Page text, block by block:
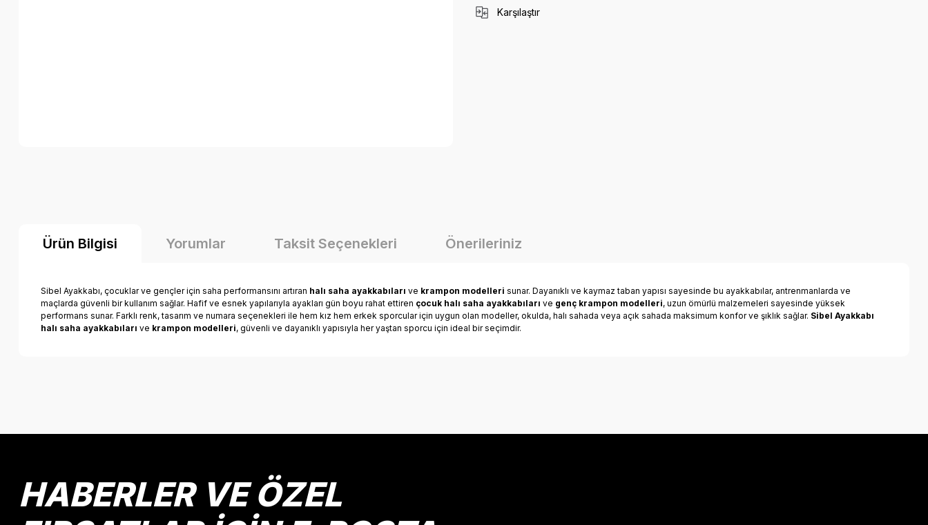
Karşılaştır
Ürün Bilgisi Yorumlar Taksit Seçenekleri Önerileriniz
Sibel Ayakkabı, çocuklar ve gençler için saha performansını artıran halı saha ayakkabıları ve krampon modelleri sunar. Dayanıklı ve kaymaz taban yapısı sayesinde bu ayakkabılar, antrenmanlarda ve
maçlarda güvenli bir kullanım sağlar. Hafif ve esnek yapılarıyla ayakları gün boyu rahat ettiren çocuk halı saha ayakkabıları ve genç krampon modelleri, uzun ömürlü malzemeleri sayesinde yüksek
performans sunar. Farklı renk, tasarım ve numara seçenekleri ile hem kız hem erkek sporcular için uygun olan modeller, okulda, halı sahada veya açık sahada maksimum konfor ve şıklık sağlar. Sibel Ayakkabı
halı saha ayakkabıları ve krampon modelleri, güvenli ve dayanıklı yapısıyla her yaştan sporcu için ideal bir seçimdir.
Ürün resmi kalitesiz, bozuk veya görüntülenemiyor.
Ürün fiyatı diğer sitelerden daha pahalı.
Bu ürüne benzer farklı alternatifler olmalı.
HABERLER VE ÖZEL